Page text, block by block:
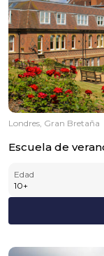
Londres, Gran Bretaña
Escuela de
Edad
10+